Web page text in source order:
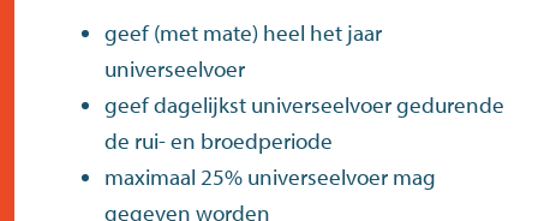
geef (met mate) heel het jaar
universeelvoer
geef dagelijkst universeelvoer gedurende
de rui- en broedperiode
maximaal 25% universeelvoer mag
gegeven worden